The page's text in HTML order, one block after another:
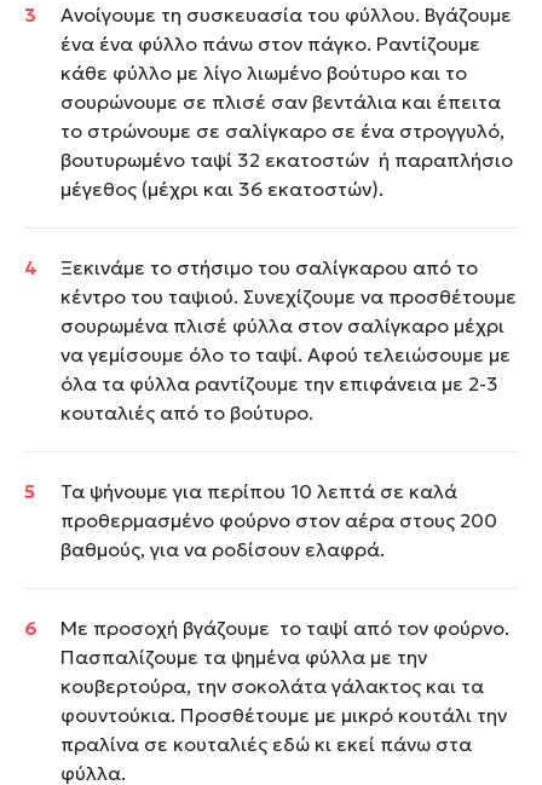
Ανοίγουμε τη συσκευασία του φύλλου. Βγάζουμε
ένα ένα φύλλο πάνω στον πάγκο. Ραντίζουμε
κάθε φύλλο με λίγο λιωμένο βούτυρο και το
σουρώνουμε σε πλισέ σαν βεντάλια και έπειτα
το στρώνουμε σε σαλίγκαρο σε ένα στρογγυλό,
βουτυρωμένο ταψί 32 εκατοστών ή παραπλήσιο
μέγεθος (μέχρι και 36 εκατοστών).
Ξεκινάμε το στήσιμο του σαλίγκαρου από το
κέντρο του ταψιού. Συνεχίζουμε να προσθέτουμε
σουρωμένα πλισέ φύλλα στον σαλίγκαρο μέχρι
να γεμίσουμε όλο το ταψί. Αφού τελειώσουμε με
όλα τα φύλλα ραντίζουμε την επιφάνεια με 2-3
κουταλιές από το βούτυρο.
Τα ψήνουμε για περίπου 10 λεπτά σε καλά
προθερμασμένο φούρνο στον αέρα στους 200
βαθμούς, για να ροδίσουν ελαφρά.
Με προσοχή βγάζουμε το ταψί από τον φούρνο.
Πασπαλίζουμε τα ψημένα φύλλα με την
κουβερτούρα, την σοκολάτα γάλακτος και τα
φουντούκια. Προσθέτουμε με μικρό κουτάλι την
πραλίνα σε κουταλιές εδώ κι εκεί πάνω στα
φύλλα.